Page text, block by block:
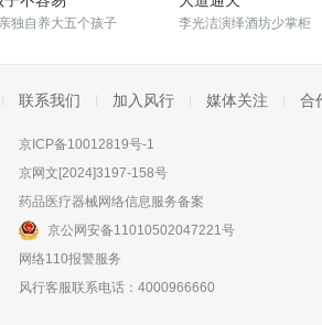
独自养大五个孩子 李光洁演绎酒坊少掌柜
联系我们 加入风行 媒体关注 合
京ICP备10012819号-1
京网文[2024]3197-158号
药品医疗器械网络信息服务备案
京公网安备11010502047221号
网络110报警服务
风行客服联系电话：4000966660